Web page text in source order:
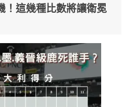
！這幾種比數將讓衛冕